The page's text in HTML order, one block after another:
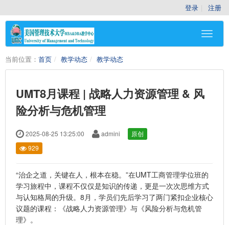
登录 注册
当前位置： 首页 教学动态 教学动态
UMT8月课程 | 战略人力资源管理 & 风
险分析与危机管理
2025-08-25 13:25:00 admini
原创
929
“治企之道，关键在人，根本在稳。”在UMT工商管理学位班的
学习旅程中，课程不仅仅是知识的传递，更是一次次思维方式
与认知格局的升级。8月，学员们先后学习了两门紧扣企业核心
议题的课程：《战略人力资源管理》与《风险分析与危机管
理》。